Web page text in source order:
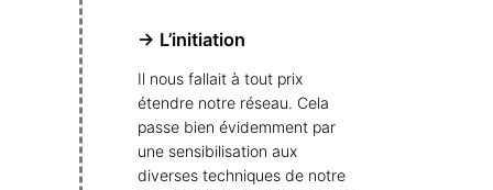
→ L’initiation
Il nous fallait à tout prix
étendre notre réseau. Cela
passe bien évidemment par
une sensibilisation aux
diverses techniques de notre